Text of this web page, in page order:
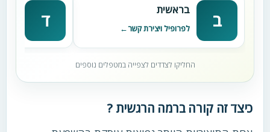
ב בראשית
לפרופיל ויצירת קשר ד
החליקו לצדדים לצפייה במטפלים נוספים
כיצד זה קורה ברמה הרגשית ?